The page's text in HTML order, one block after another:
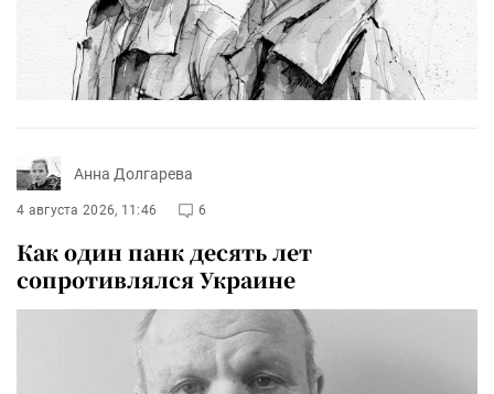
Анна Долгарева
4 августа 2026, 11:46 6
Как один панк десять лет
сопротивлялся Украине